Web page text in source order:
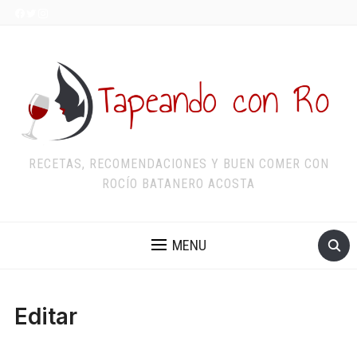
RECETAS, RECOMENDACIONES Y BUEN COMER CON
ROCÍO BATANERO ACOSTA
MENU
Editar